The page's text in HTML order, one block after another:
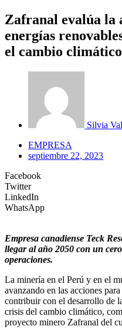
Zafranal evalúa la
energías
el cambio climático
Silvia
EMPRESA
septiembre 22, 2023
Facebook
Twitter
LinkedIn
WhatsApp
Empresa canadiense Teck
llegar al año 2050 con un
operaciones.
La minería en el Perú y en el
avanzando en las acciones
contribuir con el desarrollo de
crisis del cambio climático,
proyecto minero Zafranal del